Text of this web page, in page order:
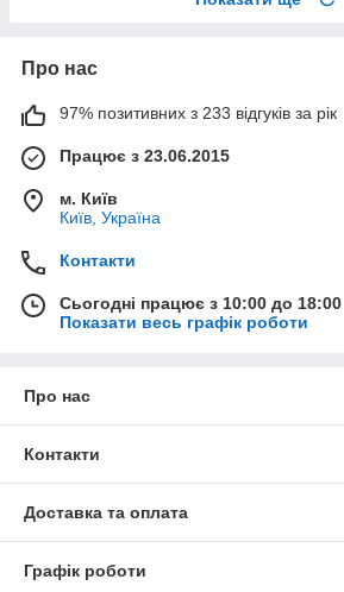
Про нас
97% позитивних з 233 відгуків за рік
Працює з 23.06.2015
м. Київ
Київ, Україна
Контакти
Сьогодні працює з 10:00 до 18:00
Показати весь графік роботи
Про нас
Контакти
Доставка та оплата
Графік роботи